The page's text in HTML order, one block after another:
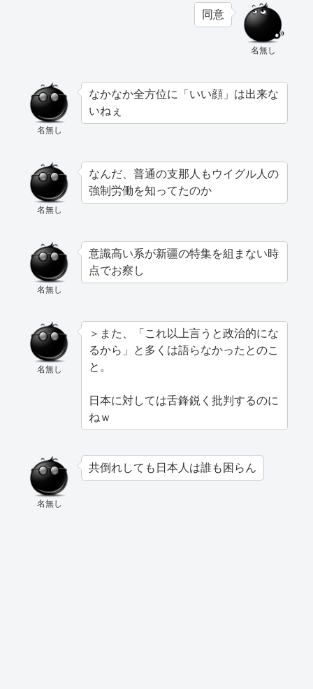
名無し
同意
名無し
なかなか全方位に「いい顔」は出来な
いねぇ
名無し
なんだ、普通の支那人もウイグル人の
強制労働を知ってたのか
名無し
意識高い系が新疆の特集を組まない時
点でお察し
名無し
＞また、「これ以上言うと政治的にな
るから」と多くは語らなかったとのこ
と。
日本に対しては舌鋒鋭く批判するのに
ねｗ
名無し
共倒れしても日本人は誰も困らん